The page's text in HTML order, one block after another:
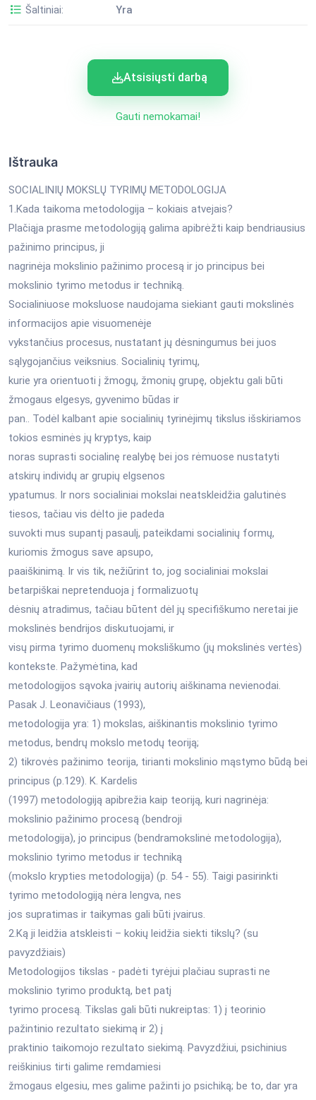
Šaltiniai: Yra
Atsisiųsti darbą
Gauti nemokamai!
Ištrauka
SOCIALINIŲ MOKSLŲ TYRIMŲ METODOLOGIJA
1.Kada taikoma metodologija – kokiais atvejais?
Plačiąja prasme metodologiją galima apibrėžti kaip bendriausius
pažinimo principus, ji
nagrinėja mokslinio pažinimo procesą ir jo principus bei
mokslinio tyrimo metodus ir techniką.
Socialiniuose moksluose naudojama siekiant gauti mokslinės
informacijos apie visuomenėje
vykstančius procesus, nustatant jų dėsningumus bei juos
sąlygojančius veiksnius. Socialinių tyrimų,
kurie yra orientuoti į žmogų, žmonių grupę, objektu gali būti
žmogaus elgesys, gyvenimo būdas ir
pan.. Todėl kalbant apie socialinių tyrinėjimų tikslus išskiriamos
tokios esminės jų kryptys, kaip
noras suprasti socialinę realybę bei jos rėmuose nustatyti
atskirų individų ar grupių elgsenos
ypatumus. Ir nors socialiniai mokslai neatskleidžia galutinės
tiesos, tačiau vis dėlto jie padeda
suvokti mus supantį pasaulį, pateikdami socialinių formų,
kuriomis žmogus save apsupo,
paaiškinimą. Ir vis tik, nežiūrint to, jog socialiniai mokslai
betarpiškai nepretenduoja į formalizuotų
dėsnių atradimus, tačiau būtent dėl jų specifiškumo neretai jie
mokslinės bendrijos diskutuojami, ir
visų pirma tyrimo duomenų moksliškumo (jų mokslinės vertės)
kontekste. Pažymėtina, kad
metodologijos sąvoka įvairių autorių aiškinama nevienodai.
Pasak J. Leonavičiaus (1993),
metodologija yra: 1) mokslas, aiškinantis mokslinio tyrimo
metodus, bendrų mokslo metodų teoriją;
2) tikrovės pažinimo teorija, tirianti mokslinio mąstymo būdą bei
principus (p.129). K. Kardelis
(1997) metodologiją apibrežia kaip teoriją, kuri nagrinėja:
mokslinio pažinimo procesą (bendroji
metodologija), jo principus (bendramokslinė metodologija),
mokslinio tyrimo metodus ir techniką
(mokslo krypties metodologija) (p. 54 - 55). Taigi pasirinkti
tyrimo metodologiją nėra lengva, nes
jos supratimas ir taikymas gali būti įvairus.
2.Ką ji leidžia atskleisti – kokių leidžia siekti tikslų? (su
pavyzdžiais)
Metodologijos tikslas - padėti tyrėjui plačiau suprasti ne
mokslinio tyrimo produktą, bet patį
tyrimo procesą. Tikslas gali būti nukreiptas: 1) į teorinio
pažintinio rezultato siekimą ir 2) į
praktinio taikomojo rezultato siekimą. Pavyzdžiui, psichinius
reiškinius tirti galime remdamiesi
žmogaus elgesiu, mes galime pažinti jo psichiką; be to, dar yra